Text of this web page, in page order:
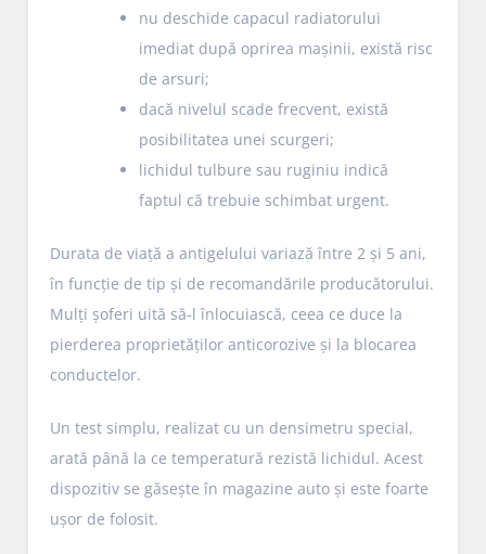
nu deschide capacul radiatorului
imediat după oprirea mașinii, există risc
de arsuri;
dacă nivelul scade frecvent, există
posibilitatea unei scurgeri;
lichidul tulbure sau ruginiu indică
faptul că trebuie schimbat urgent.
Durata de viață a antigelului variază între 2 și 5 ani,
în funcție de tip și de recomandările producătorului.
Mulți șoferi uită să-l înlocuiască, ceea ce duce la
pierderea proprietăților anticorozive și la blocarea
conductelor.
Un test simplu, realizat cu un densimetru special,
arată până la ce temperatură rezistă lichidul. Acest
dispozitiv se găsește în magazine auto și este foarte
ușor de folosit.